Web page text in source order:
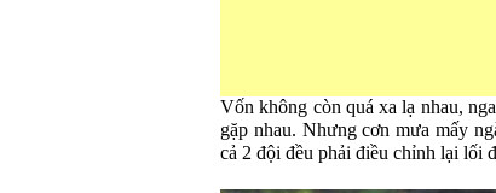
Vốn không còn quá xa lạ nhau,
gặp nhau. Nhưng cơn mưa mấy
cả 2 đội đều phải điều chỉnh lại lối